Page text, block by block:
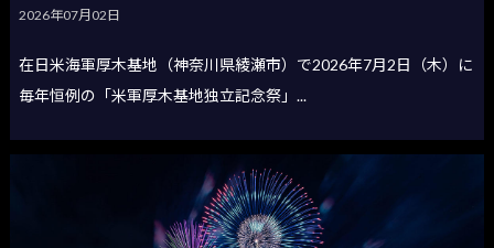
2026年07月02日
在日米海軍厚木基地（神奈川県綾瀬市）で2026年7月2日（木）に
毎年恒例の「米軍厚木基地独立記念祭」...